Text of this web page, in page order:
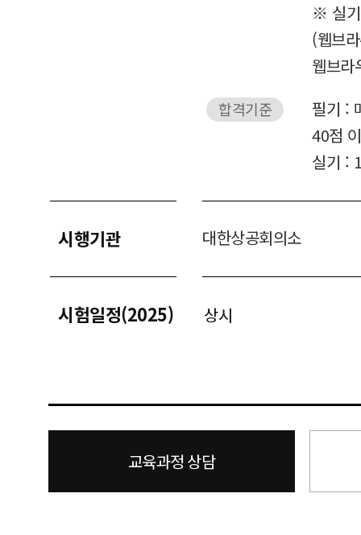
※ 실
(웹브
웹브라
합격기준
필기 :
40점
실기 :
시행기관 대한상공회의소
시험일정(2025) 상시
교육과정 상담